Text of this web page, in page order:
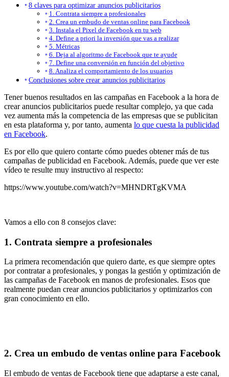
8 claves para optimizar anuncios publicitarios
1. Contrata siempre a profesionales
2. Crea un embudo de ventas online para Facebook
3. Instala el Pixel de Facebook en tu web
4. Define a priori la inversión que vas a realizar
5. Métricas
6. Deja al algoritmo de Facebook que te ayude
7. Define una conversión en función del objetivo
8. Analiza el comportamiento de los usuarios
Conclusiones sobre crear anuncios publicitarios
Tener buenos resultados en las campañas en Facebook a la hora de
crear anuncios publicitarios puede resultar complejo, ya que cada
vez aumenta más la competencia de las empresas que se publicitan
en esta plataforma y, por tanto, aumenta lo que cuesta la publicidad
en Facebook.
Es por ello que quiero contarte cómo puedes obtener más de tus
campañas de publicidad en Facebook. Además, puede que ver este
vídeo te resulte muy instructivo al respecto:
https://www.youtube.com/watch?v=MHNDRTgKVMA
Vamos a ello con 8 consejos clave:
1. Contrata siempre a profesionales
La primera recomendación que quiero darte, es que siempre optes
por contratar a profesionales, y pongas la gestión y optimización de
las campañas de Facebook en manos de profesionales. Esos que
realmente puedan crear anuncios publicitarios y optimizarlos con
gran conocimiento en ello.
2. Crea un embudo de ventas online para Facebook
El embudo de ventas de Facebook tiene que adaptarse a este canal,